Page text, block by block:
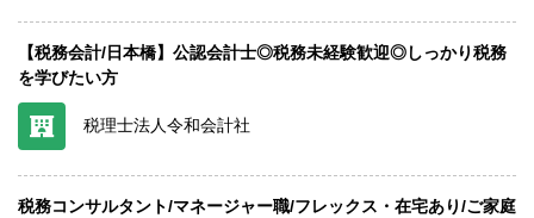
【税務会計/日本橋】公認会計士◎税務未経験歓迎◎しっかり税務
を学びたい方
税理士法人令和会計社
税務コンサルタント/マネージャー職/フレックス・在宅あり/ご家庭